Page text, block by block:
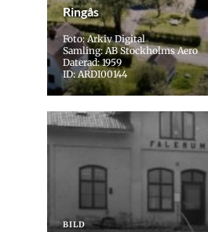
Ringås
Foto: Arkiv Digital
Samling: AB Stockholms Aero
Daterad: 1959
ID: ARDI00144
BILD